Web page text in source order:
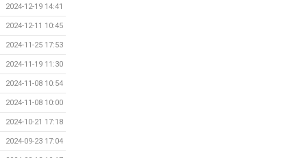
2024-12-19 14:41
2024-12-11 10:45
2024-11-25 17:53
2024-11-19 11:30
2024-11-08 10:54
2024-11-08 10:00
2024-10-21 17:18
2024-09-23 17:04